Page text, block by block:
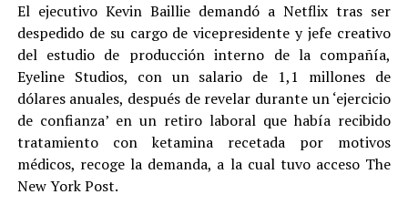
El ejecutivo Kevin Baillie demandó a Netflix tras ser
despedido de su cargo de vicepresidente y jefe creativo
del estudio de producción interno de la compañía,
Eyeline Studios, con un salario de 1,1 millones de
dólares anuales, después de revelar durante un ‘ejercicio
de confianza’ en un retiro laboral que había recibido
tratamiento con ketamina recetada por motivos
médicos, recoge la demanda, a la cual tuvo acceso The
New York Post.